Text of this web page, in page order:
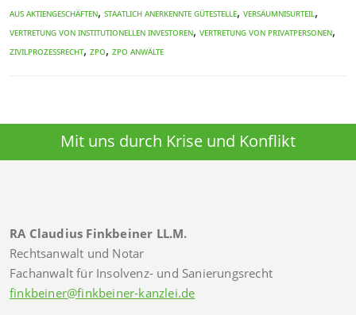
aus Aktiengeschäften, Staatlich anerkennte Gütestelle, Versäumnisurteil,
Vertretung von institutionellen Investoren, Vertretung von Privatpersonen,
Zivilprozessrecht, ZPO, ZPO Anwälte
Mit uns durch Krise und Konflikt
RA Claudius Finkbeiner LL.M.
Rechtsanwalt und Notar
Fachanwalt für Insolvenz- und Sanierungsrecht
finkbeiner@finkbeiner-kanzlei.de